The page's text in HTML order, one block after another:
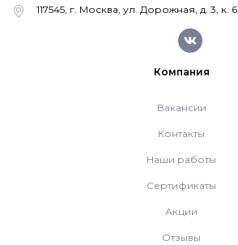
117545, г. Москва, ул. Дорожная, д. 3, к. 6
Компания
Вакансии
Контакты
Наши работы
Сертификаты
Акции
Отзывы